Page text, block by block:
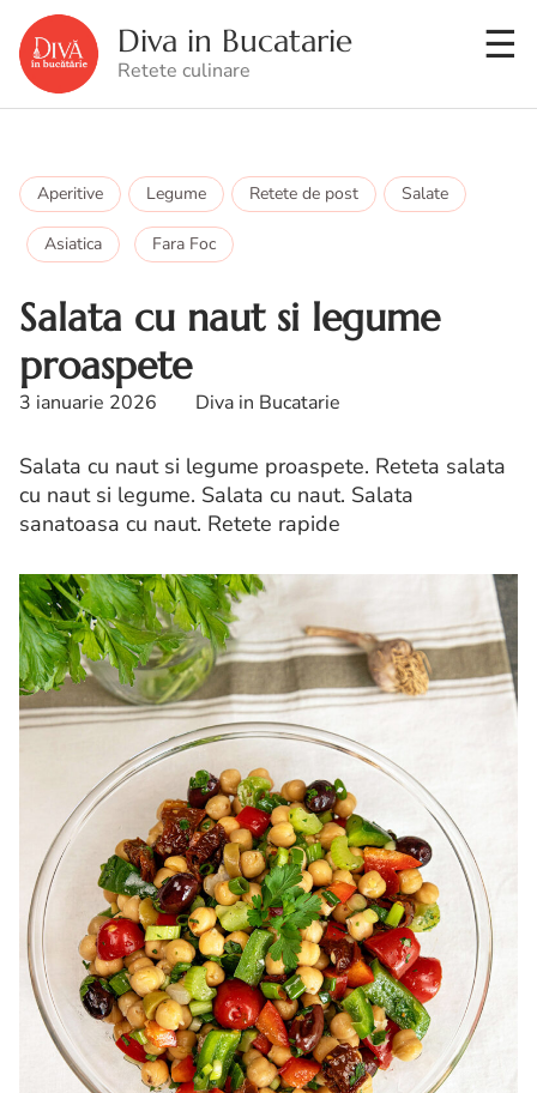
Diva in Bucatarie
Retete culinare
Aperitive Legume Retete de post Salate
Asiatica Fara Foc
Salata cu naut si legume
proaspete
3 ianuarie 2026 Diva in Bucatarie
Salata cu naut si legume proaspete. Reteta salata
cu naut si legume. Salata cu naut. Salata
sanatoasa cu naut. Retete rapide